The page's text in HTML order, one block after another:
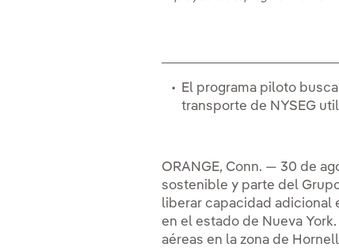
El programa piloto
transporte de NYSEG
ORANGE, Conn. — 30 de
sostenible y parte del
liberar capacidad adicional
en el estado de Nueva
aéreas en la zona de